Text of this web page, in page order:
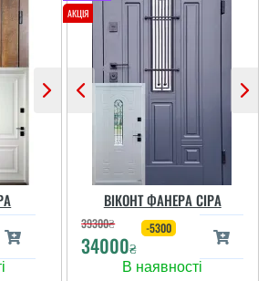
встановили швидко....
ВІКОНТ ФАНЕРА СІРА
39300₴
34000₴
-5300